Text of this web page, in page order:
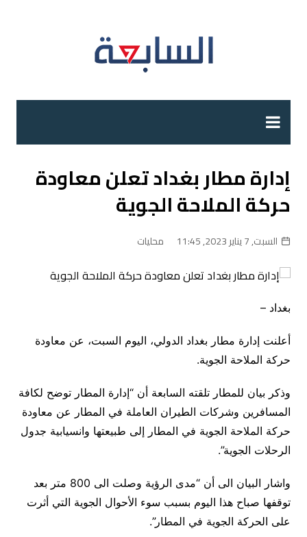
إدارة مطار بغداد تعلن معاودة
حركة الملاحة الجوية
السبت, 7 يناير 2023, 11:45 محليات
بغداد –
أعلنت إدارة مطار بغداد الدولي، اليوم السبت، عن معاودة
حركة الملاحة الجوية.
وذكر بيان للمطار تلقته السابعة أن “إدارة المطار توضح لكافة
المسافرين وشركات الطيران العاملة في المطار عن معاودة
حركة الملاحة الجوية في المطار إلى طبيعتها وانسيابية جدول
الرحلات الجوية”.
واشار البيان الى أن “مدى الرؤية وصلت الى 800 متر بعد
توقفها صباح هذا اليوم بسبب سوء الأحوال الجوية التي أثرت
على الحركة الجوية في المطار”.